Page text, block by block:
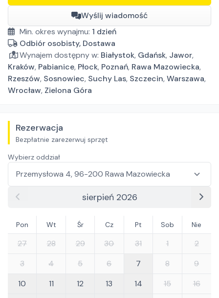
Wyślij wiadomość
Min. okres wynajmu: 1 dzień
Odbiór osobisty, Dostawa
Wynajem dostępny w: Białystok, Gdańsk, Jawor,
Kraków, Pabianice, Płock, Poznań, Rawa Mazowiecka,
Rzeszów, Sosnowiec, Suchy Las, Szczecin,Warszawa,
Wrocław, Zielona Góra
Rezerwacja
Bezpłatnie zarezerwuj sprzęt
Wybierz oddział
sierpień 2026
Pon Wt Śr Cz Pt Sob Nie
27 28 29 30 31 1
2
3
4 5 6 7 8
9
10
11 12 13 14 15
16